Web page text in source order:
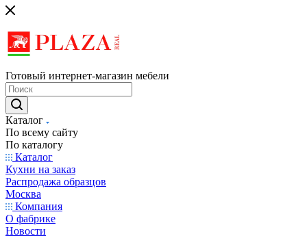
Готовый интернет-магазин мебели
Каталог
По всему сайту
По каталогу
Каталог
Кухни на заказ
Распродажа образцов
Москва
Компания
О фабрике
Новости